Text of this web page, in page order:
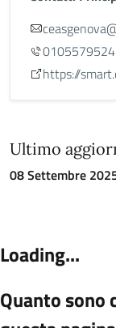
0105579524
https://
Ultimo
08 Settembre